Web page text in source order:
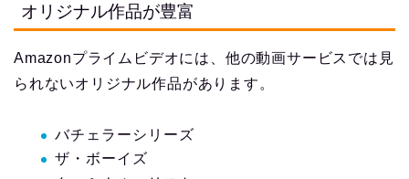
オリジナル作品が豊富
Amazonプライムビデオには、他の動画サービスでは見
られないオリジナル作品があります。
バチェラーシリーズ
ザ・ボーイズ